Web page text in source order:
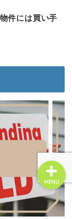
件には買い手
MENU
貸経営